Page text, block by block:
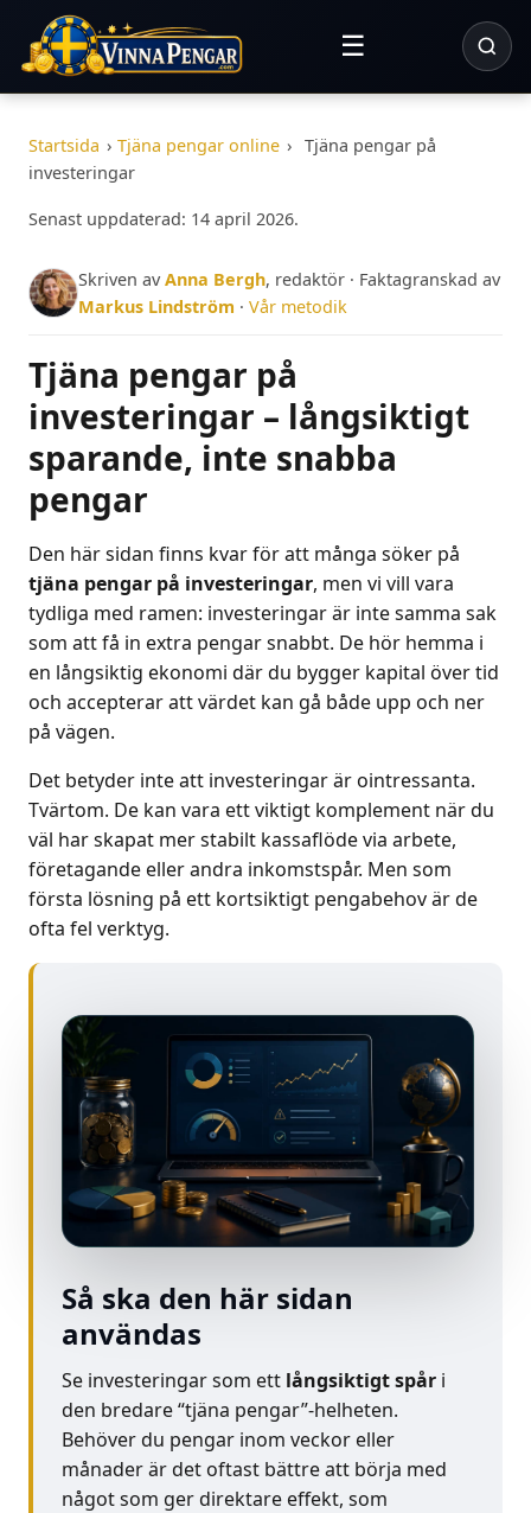
☰
Startsida › Tjäna pengar online › Tjäna pengar på
investeringar
Senast uppdaterad: 14 april 2026.
Skriven avAnna Bergh, redaktör · Faktagranskad av
Markus Lindström · Vår metodik
Tjäna pengar på
investeringar – långsiktigt
sparande, inte snabba
pengar
Den här sidan finns kvar för att många söker på
tjäna pengar på investeringar, men vi vill vara
tydliga med ramen: investeringar är inte samma sak
som att få in extra pengar snabbt. De hör hemma i
en långsiktig ekonomi där du bygger kapital över tid
och accepterar att värdet kan gå både upp och ner
på vägen.
Det betyder inte att investeringar är ointressanta.
Tvärtom. De kan vara ett viktigt komplement när du
väl har skapat mer stabilt kassaflöde via arbete,
företagande eller andra inkomstspår. Men som
första lösning på ett kortsiktigt pengabehov är de
ofta fel verktyg.
Så ska den här sidan
användas
Se investeringar som ett långsiktigt spår i
den bredare “tjäna pengar”-helheten.
Behöver du pengar inom veckor eller
månader är det oftast bättre att börja med
något som ger direktare effekt, som